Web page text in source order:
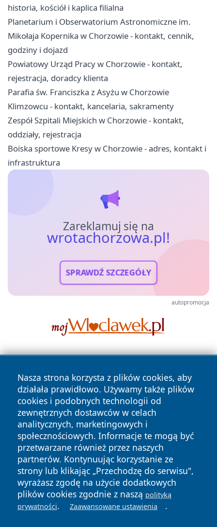
historia, kościół i kaplica filialna
Planetarium i Obserwatorium Astronomiczne im.
Mikołaja Kopernika w Chorzowie - kontakt, cennik,
godziny i dojazd
Powiatowy Urząd Pracy w Chorzowie - kontakt,
rejestracja, doradcy klienta
Parafia św. Franciszka z Asyżu w Chorzowie
Klimzowcu - kontakt, kancelaria, sakramenty
Zespół Szpitali Miejskich w Chorzowie - kontakt,
oddziały, rejestracja
Boiska sportowe Kresy w Chorzowie - adres, kontakt i
infrastruktura
Zareklamuj się na
wrotachorzowa.pl!
SPRAWDŹ SZCZEGÓŁY
autopromocja
Nasza strona korzysta z plików cookies, aby
działała prawidłowo. Używamy także plików
cookies i podobnych technologii od
zewnętrznych dostawców w celach
analitycznych, marketingowych i
społecznościowych. Informacje te mogą być
przetwarzane również przez naszych
partnerów. Kontynuując korzystanie ze
strony lub klikając „Przechodzę do serwisu",
wyrażasz zgodę na użycie dodatkowych
plików cookies zgodnie z naszą polityką
prywatności. Zaawansowane ustawienia .
Copyright © 2026 wrotachorzowa.pl Wszystkie prawa
zastrzeżone.
News Autorzy
Polityka
Prywatności
Polityka
Cookies